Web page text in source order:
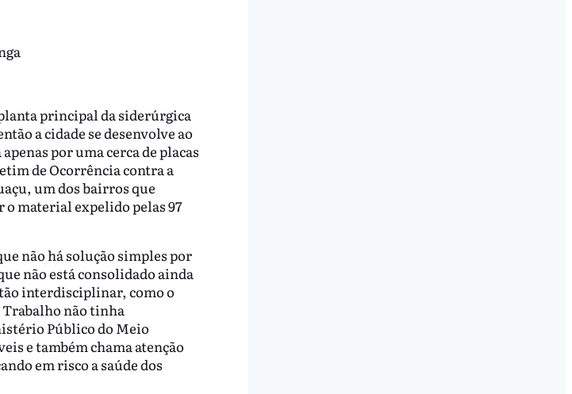
principal da siderúrgica
a cidade se desenvolve ao
por uma cerca de placas
de Ocorrência contra a
um dos bairros que
material expelido pelas 97
não há solução simples por
não está consolidado ainda
interdisciplinar, como o
não tinha
Público do Meio
e também chama atenção
em risco a saúde dos